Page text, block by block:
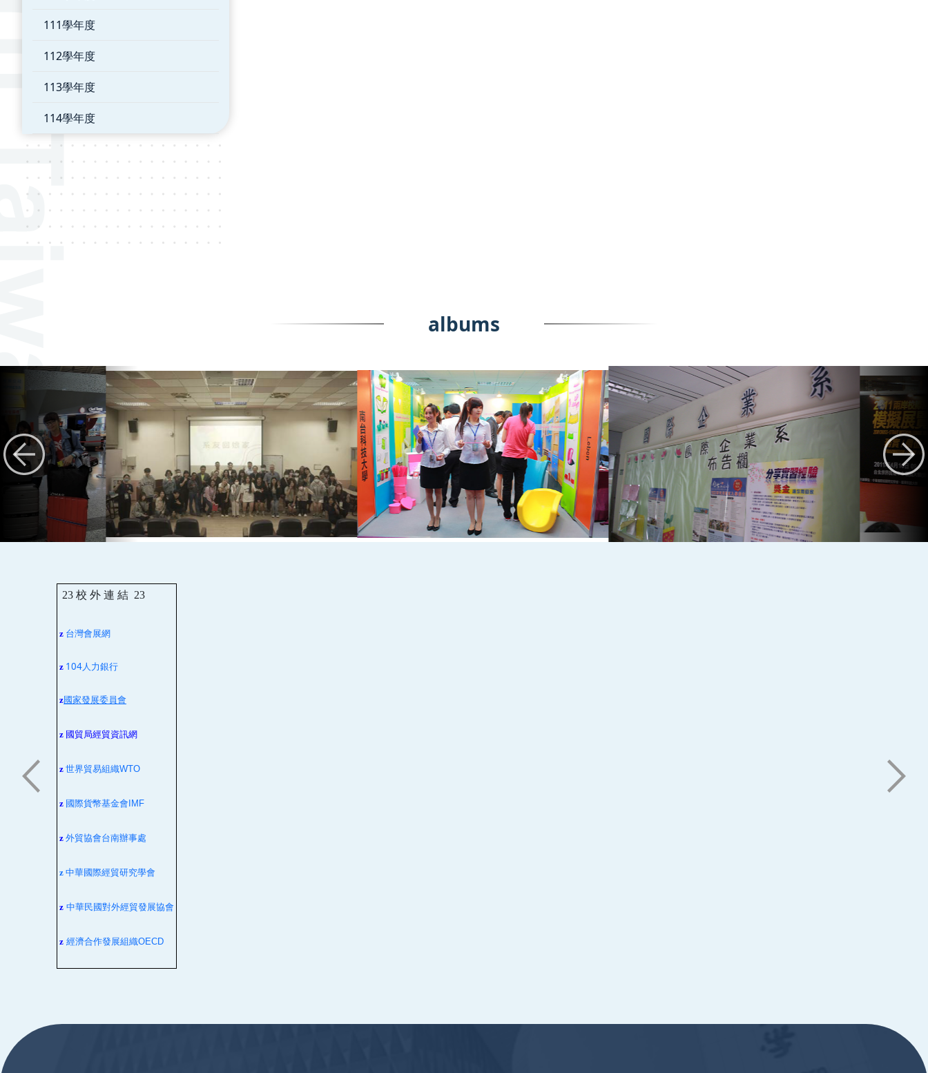
111學年度
112學年度
113學年度
114學年度
albums
23 校 外 連 結 23
z 台灣會展網
z 104人力銀行
z國家發展委員會
z 國貿局經貿資訊網
z 世界貿易組織WTO
z 國際貨幣基金會 IMF
z 外貿協會台南辦事處
z 中華國際經貿研究學會
z 中華民國對外經貿發展協會
z 經濟合作發展組織OECD